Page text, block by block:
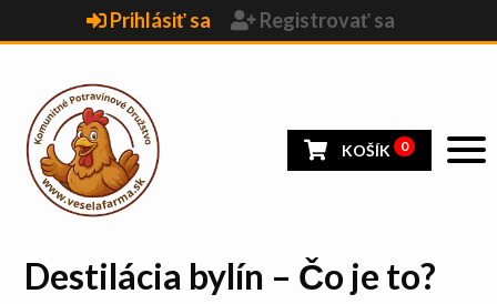
Prihlásiť sa Registrovať sa
KOŠÍK 0
Destilácia bylín – Čo je to?